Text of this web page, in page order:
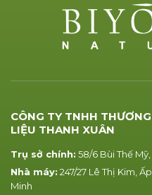
CÔNG TY TNHH
LIỆU THANH XUÂN
Trụ sở chính: 58/6 Bùi Thế
Nhà máy: 247/27 Lê Thị Kim,
Minh